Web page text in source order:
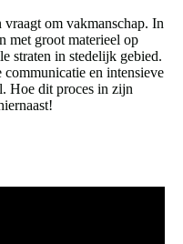
om vakmanschap. In
met groot materieel op
straten in stedelijk gebied.
en intensieve
Hoe dit proces in zijn